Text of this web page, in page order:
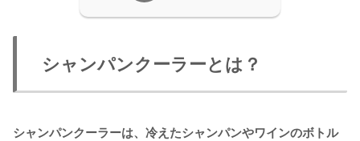
シャンパンクーラーとは？
シャンパンクーラーは、冷えたシャンパンやワインのボトル